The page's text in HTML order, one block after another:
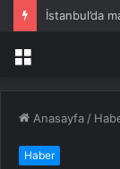
Menü
Anasayfa /
Haber